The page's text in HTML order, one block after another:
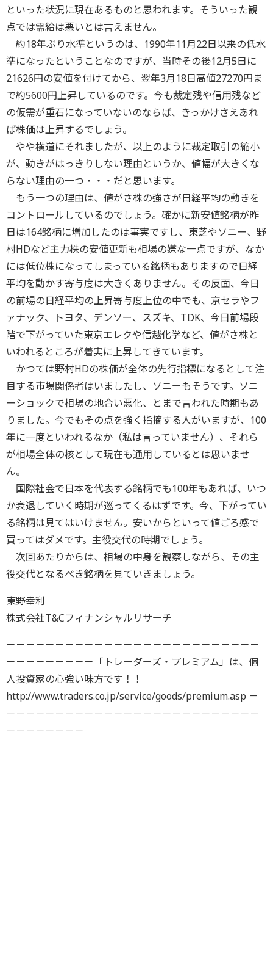
といった状況に現在あるものと思われます。そういった観
点では需給は悪いとは言えません。
約18年ぶり水準というのは、1990年11月22日以来の低水
準になったということなのですが、当時その後12月5日に
21626円の安値を付けてから、翌年3月18日高値27270円ま
で約5600円上昇しているのです。今も裁定残や信用残など
の仮需が重石になっていないのならば、きっかけさえあれ
ば株価は上昇するでしょう。
やや横道にそれましたが、以上のように裁定取引の縮小
が、動きがはっきりしない理由というか、値幅が大きくな
らない理由の一つ・・・だと思います。
もう一つの理由は、値がさ株の強さが日経平均の動きを
コントロールしているのでしょう。確かに新安値銘柄が昨
日は164銘柄に増加したのは事実ですし、東芝やソニー、野
村HDなど主力株の安値更新も相場の嫌な一点ですが、なか
には低位株になってしまっている銘柄もありますので日経
平均を動かす寄与度は大きくありません。その反面、今日
の前場の日経平均の上昇寄与度上位の中でも、京セラやフ
ァナック、トヨタ、デンソー、スズキ、TDK、今日前場段
階で下がっていた東京エレクや信越化学など、値がさ株と
いわれるところが着実に上昇してきています。
かつては野村HDの株価が全体の先行指標になるとして注
目する市場関係者はいましたし、ソニーもそうです。ソニ
ーショックで相場の地合い悪化、とまで言われた時期もあ
りました。今でもその点を強く指摘する人がいますが、100
年に一度といわれるなか（私は言っていません）、それら
が相場全体の核として現在も通用しているとは思いませ
ん。
国際社会で日本を代表する銘柄でも100年もあれば、いつ
か衰退していく時期が巡ってくるはずです。今、下がってい
る銘柄は見てはいけません。安いからといって値ごろ感で
買ってはダメです。主役交代の時期でしょう。
次回あたりからは、相場の中身を観察しながら、その主
役交代となるべき銘柄を見ていきましょう。
東野幸利
株式会社T&Cフィナンシャルリサーチ
－－－－－－－－－－－－－－－－－－－－－－－－－－
－－－－－－－－－「トレーダーズ・プレミアム」は、個
人投資家の心強い味方です！！
http://www.traders.co.jp/service/goods/premium.asp －
－－－－－－－－－－－－－－－－－－－－－－－－－－
－－－－－－－－